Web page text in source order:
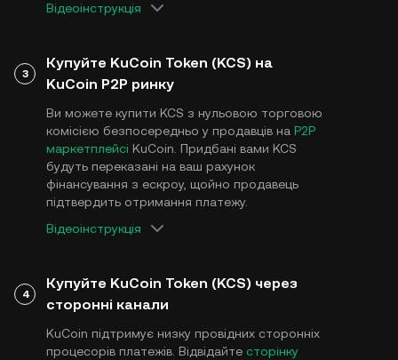
Відеоінструкція
3
Купуйте KuCoin Token (KCS) на
KuCoin P2P ринку
Ви можете купити KCS з нульовою торговою
комісією безпосередньо у продавців на P2P
маркетплейсі KuCoin. Придбані вами KCS
будуть переказані на ваш рахунок
фінансування з ескроу, щойно продавець
підтвердить отримання платежу.
Відеоінструкція
4
Купуйте KuCoin Token (KCS) через
сторонні канали
KuCoin підтримує низку провідних сторонніх
процесорів платежів. Відвідайте сторінку